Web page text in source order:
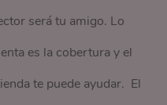
será tu amigo. Lo
es la cobertura y el
te puede ayudar. El